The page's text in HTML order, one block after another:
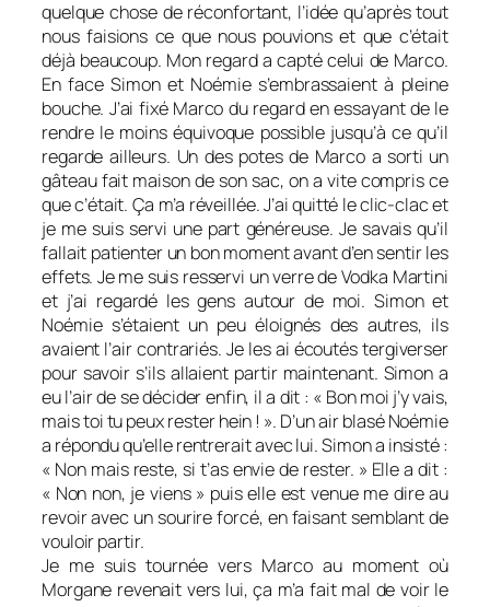
quelque chose de réconfortant, l’idée qu’après tout
nous faisions ce que nous pouvions et que c’était
déjà beaucoup. Mon regard a capté celui de Marco.
En face Simon et Noémie s’embrassaient à pleine
bouche. J’ai fixé Marco du regard en essayant de le
rendre le moins équivoque possible jusqu’à ce qu’il
regarde ailleurs. Un des potes de Marco a sorti un
gâteau fait maison de son sac, on a vite compris ce
que c’était. Ça m’a réveillée. J’ai quitté le clic-clac et
je me suis servi une part généreuse. Je savais qu’il
fallait patienter un bon moment avant d’en sentir les
effets. Je me suis resservi un verre de Vodka Martini
et j’ai regardé les gens autour de moi. Simon et
Noémie s’étaient un peu éloignés des autres, ils
avaient l’air contrariés. Je les ai écoutés tergiverser
pour savoir s’ils allaient partir maintenant. Simon a
eu l’air de se décider enfin, il a dit : « Bon moi j’y vais,
mais toi tu peux rester hein ! ». D’un air blasé Noémie
a répondu qu’elle rentrerait avec lui. Simon a insisté :
« Non mais reste, si t’as envie de rester. » Elle a dit :
« Non non, je viens » puis elle est venue me dire au
revoir avec un sourire forcé, en faisant semblant de
vouloir partir.
Je me suis tournée vers Marco au moment où
Morgane revenait vers lui, ça m’a fait mal de voir le